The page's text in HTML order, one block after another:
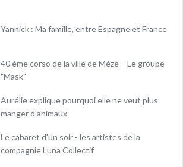
Yannick : Ma famille, entre Espagne et France
40 ème corso de la ville de Mèze – Le groupe
"Mask"
Aurélie explique pourquoi elle ne veut plus
manger d’animaux
Le cabaret d'un soir - les artistes de la
compagnie Luna Collectif